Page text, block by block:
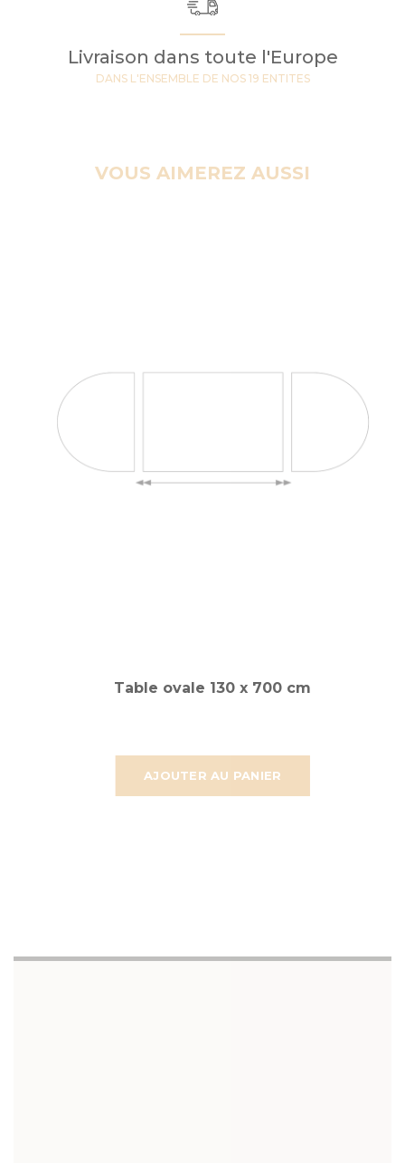
Livraison dans toute l'Europe
DANS L'ENSEMBLE DE NOS 19 ENTITES
VOUS AIMEREZ AUSSI
AJOUTER AU PANIER
Table ovale 130 x 700 cm